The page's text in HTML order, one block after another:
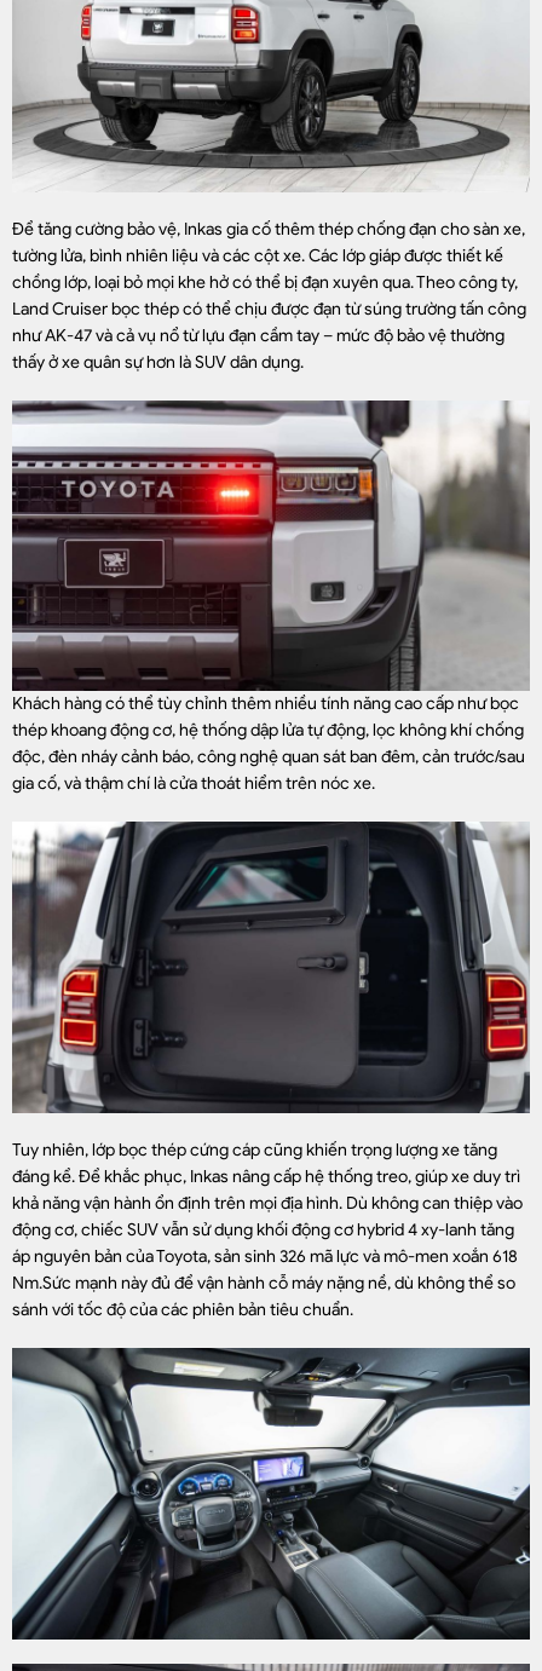
Để tăng cường bảo vệ, Inkas gia cố thêm thép chống đạn cho sàn xe,
tường lửa, bình nhiên liệu và các cột xe. Các lớp giáp được thiết kế
chồng lớp, loại bỏ mọi khe hở có thể bị đạn xuyên qua. Theo công ty,
Land Cruiser bọc thép có thể chịu được đạn từ súng trường tấn công
như AK-47 và cả vụ nổ từ lựu đạn cầm tay – mức độ bảo vệ thường
thấy ở xe quân sự hơn là SUV dân dụng.
Khách hàng có thể tùy chỉnh thêm nhiều tính năng cao cấp như bọc
thép khoang động cơ, hệ thống dập lửa tự động, lọc không khí chống
độc, đèn nháy cảnh báo, công nghệ quan sát ban đêm, cản trước/sau
gia cố, và thậm chí là cửa thoát hiểm trên nóc xe.
Tuy nhiên, lớp bọc thép cứng cáp cũng khiến trọng lượng xe tăng
đáng kể. Để khắc phục, Inkas nâng cấp hệ thống treo, giúp xe duy trì
khả năng vận hành ổn định trên mọi địa hình. Dù không can thiệp vào
động cơ, chiếc SUV vẫn sử dụng khối động cơ hybrid 4 xy-lanh tăng
áp nguyên bản của Toyota, sản sinh 326 mã lực và mô-men xoắn 618
Nm.Sức mạnh này đủ để vận hành cỗ máy nặng nề, dù không thể so
sánh với tốc độ của các phiên bản tiêu chuẩn.